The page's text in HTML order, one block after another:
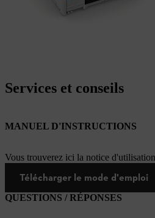
Services et conseils
MANUEL D'INSTRUCTIONS
Vous trouverez ici la notice
Télécharger le mode d'emploi
QUESTIONS / RÉPONSES